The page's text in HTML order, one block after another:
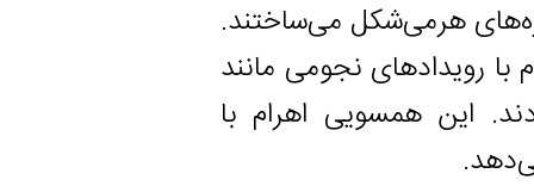
هرمی‌شکل می‌ساختند.
نجومی مانند
همسویی اهرام با